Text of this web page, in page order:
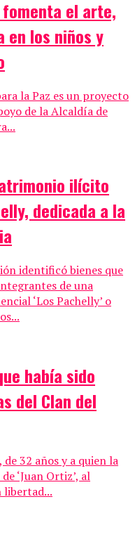
el arte,
en los niños y
la Paz es un proyecto
de la Alcaldía de
ilícito
dedicada a la
identificó bienes que
de una
‘Los Pachelly’ o
había sido
del Clan del
32 años y a quien la
‘Juan Ortiz’, al
libertad...